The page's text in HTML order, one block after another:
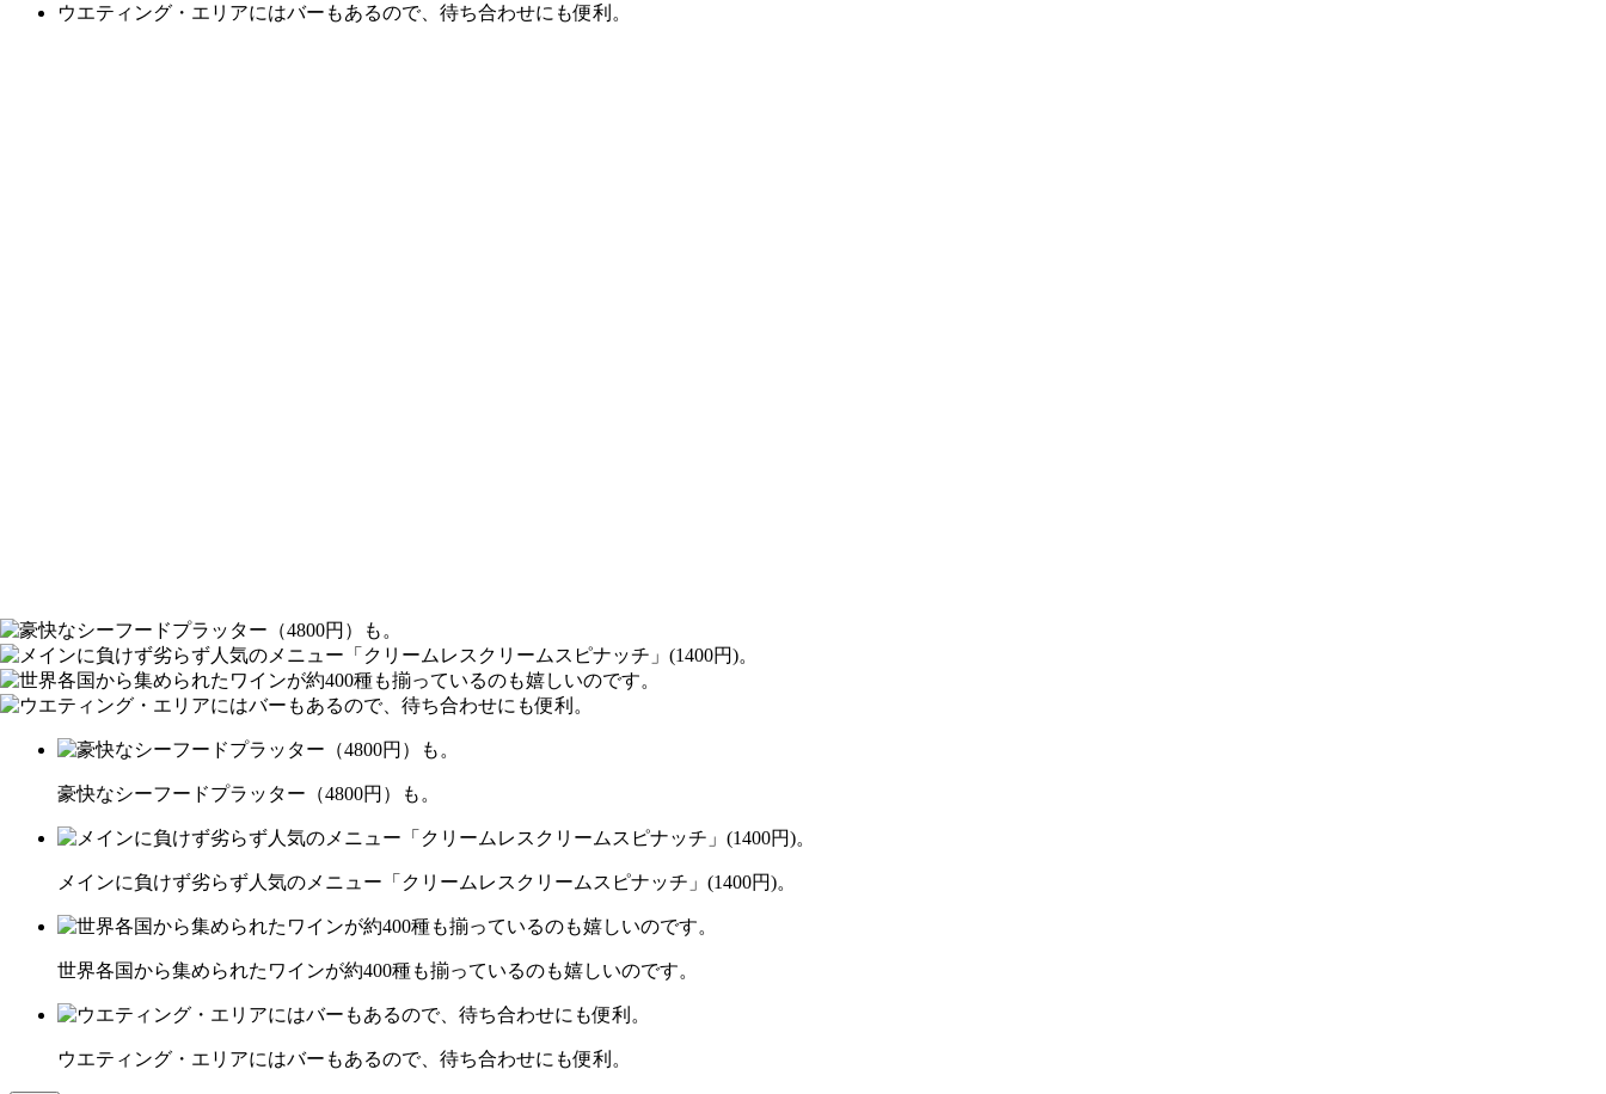
ウエティング・エリアにはバーもあるので、待ち合わせにも便利。
豪快なシーフードプラッター（4800円）も。
メインに負けず劣らず人気のメニュー「クリームレスクリームスピナッチ」(1400円)。
世界各国から集められたワインが約400種も揃っているのも嬉しいのです。
ウエティング・エリアにはバーもあるので、待ち合わせにも便利。